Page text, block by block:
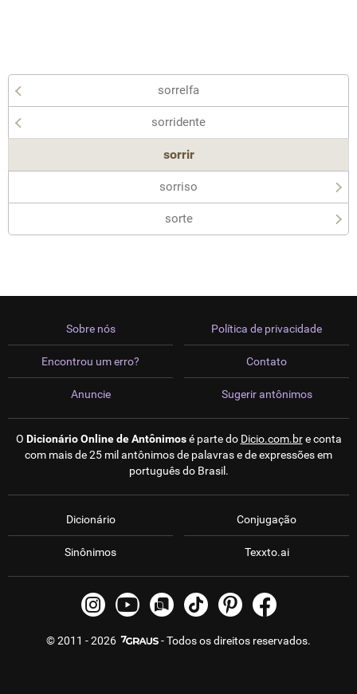
sorrelfa
sorridente
sorrir
sorriso
sorte
Sobre nós
Encontrou um erro?
Anuncie
Política de privacidade
Contato
Sugerir antônimos
O Dicionário Online de Antônimosé parte do Dicio.com.bre conta
com mais de 25 mil antônimos de palavras e de expressões em
português do Brasil.
Dicionário
Sinônimos
Conjugação
Texxto.ai
© 2011 - 2026 - Todos os direitos reservados.